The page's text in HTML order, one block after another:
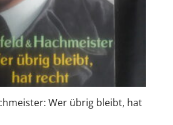
Wer übrig bleibt, hat